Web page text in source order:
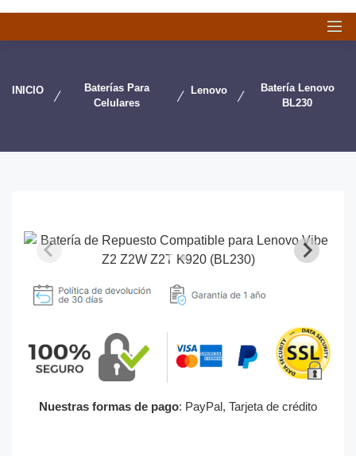
INICIO
Baterías Para
Celulares
Lenovo
Batería Lenovo
BL230
Nuestras formas de pago: PayPal, Tarjeta de crédito